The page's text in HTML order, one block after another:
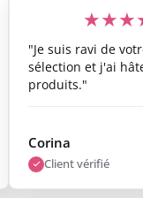
"Je suis ravi de
sélection et j'ai
produits."
Corina
Client vérifié